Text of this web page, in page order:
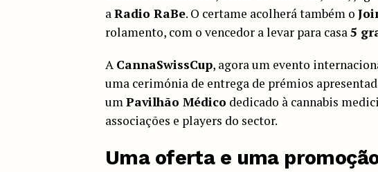
a Radio RaBe. O certame acolherá também o
rolamento, com o vencedor a levar para casa 5
A CannaSwissCup, agora um evento
uma cerimónia de entrega de prémios
um Pavilhão Médico dedicado à cannabis
associações e players do sector.
Uma oferta e uma